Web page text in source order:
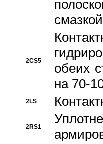
2CS5
обеих
на 70-
2LS
2RS1